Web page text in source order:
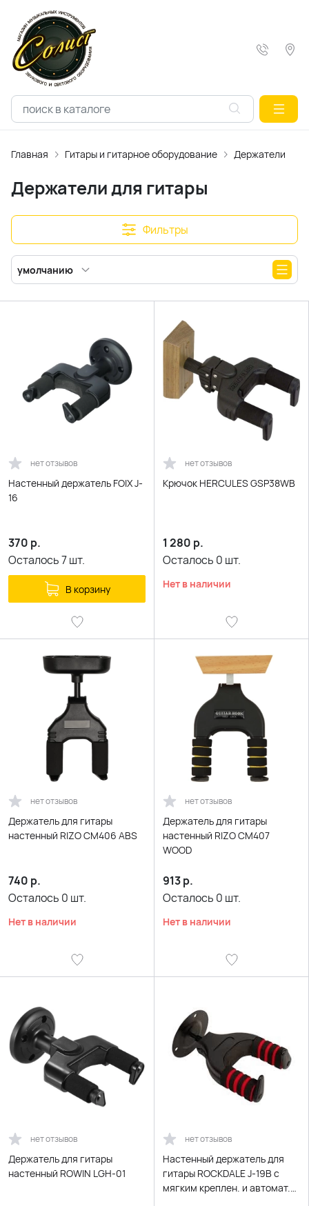
Главная Гитары и гитарное оборудование Держатели для
Держатели для гитары
Фильтры
умолчанию
нет отзывов
Настенный держатель FOIX J-
16
370 р.
Осталось7шт.
В корзину
нет отзывов
Крючок HERCULES GSP38WB
1 280 р.
Осталось 0 шт.
Нет в наличии
нет отзывов
Держатель для гитары
настенный RIZO CM406 ABS
740 р.
Осталось 0 шт.
Нет в наличии
нет отзывов
Держатель для гитары
настенный RIZO CM407
WOOD
913р.
Осталось 0 шт.
Нет в наличии
нет отзывов
Держатель для гитары
настенный ROWIN LGH-01
нет отзывов
Настенный держатель для
гитары ROCKDALE J-19B с
мягким креплен. и автомат.